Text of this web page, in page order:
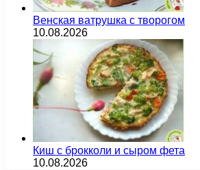
Венская ватрушка с творогом
10.08.2026
Киш с брокколи и сыром фета
10.08.2026